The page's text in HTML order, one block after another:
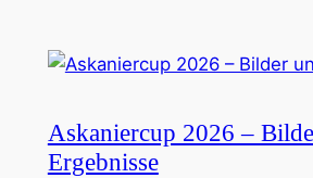
Askaniercup 2026 –
Ergebnisse